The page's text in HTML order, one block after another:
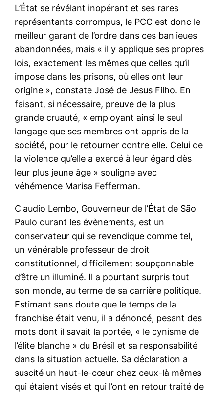
L’État se révélant inopérant et ses rares
représentants corrompus, le PCC est donc le
meilleur garant de l’ordre dans ces banlieues
abandonnées, mais « il y applique ses propres
lois, exactement les mêmes que celles qu’il
impose dans les prisons, où elles ont leur
origine », constate José de Jesus Filho. En
faisant, si nécessaire, preuve de la plus
grande cruauté, « employant ainsi le seul
langage que ses membres ont appris de la
société, pour le retourner contre elle. Celui de
la violence qu’elle a exercé à leur égard dès
leur plus jeune âge » souligne avec
véhémence Marisa Fefferman.
Claudio Lembo, Gouverneur de l’État de São
Paulo durant les évènements, est un
conservateur qui se revendique comme tel,
un vénérable professeur de droit
constitutionnel, difficilement soupçonnable
d’être un illuminé. Il a pourtant surpris tout
son monde, au terme de sa carrière politique.
Estimant sans doute que le temps de la
franchise était venu, il a dénoncé, pesant des
mots dont il savait la portée, « le cynisme de
l’élite blanche » du Brésil et sa responsabilité
dans la situation actuelle. Sa déclaration a
suscité un haut-le-cœur chez ceux-là mêmes
qui étaient visés et qui l’ont en retour traité de